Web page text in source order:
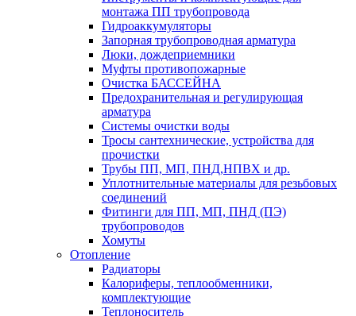
монтажа ПП трубопровода
Гидроаккумуляторы
Запорная трубопроводная арматура
Люки, дождеприемники
Муфты противопожарные
Очистка БАССЕЙНА
Предохранительная и регулирующая
арматура
Системы очистки воды
Тросы сантехнические, устройства для
прочистки
Трубы ПП, МП, ПНД,НПВХ и др.
Уплотнительные материалы для резьбовых
соединений
Фитинги для ПП, МП, ПНД (ПЭ)
трубопроводов
Хомуты
Отопление
Радиаторы
Калориферы, теплообменники,
комплектующие
Теплоноситель